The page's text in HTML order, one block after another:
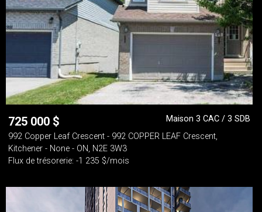
725 000 $
Maison 3 CAC / 3 SDB
992 Copper Leaf Crescent - 992 COPPER LEAF Crescent,
Kitchener - None - ON, N2E 3W3
Flux de trésorerie: -1 235 $/mois